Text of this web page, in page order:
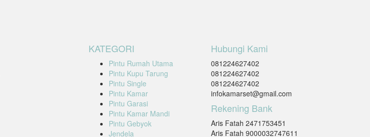
KATEGORI
Pintu Rumah Utama
Pintu Kupu Tarung
Pintu Single
Pintu Kamar
Pintu Garasi
Pintu Kamar Mandi
Pintu Gebyok
Jendela
Hubungi Kami
081224627402
081224627402
081224627402
infokamarset@gmail.com
Rekening Bank
Aris Fatah 2471753451
Aris Fatah 9000032747611